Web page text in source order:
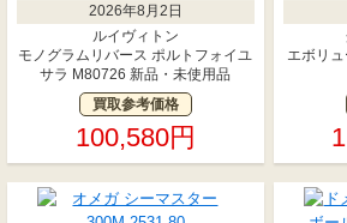
2026年8月2日
ルイヴィトン
モノグラムリバース ポルトフォイユ
サラ M80726 新品・未使用品
買取参考価格
100,580円
エボリ